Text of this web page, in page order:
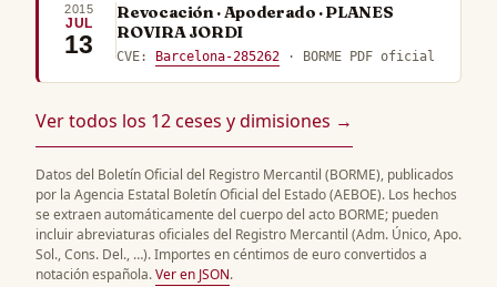
2015
JUL
13
Revocación · Apoderado · PLANES
ROVIRA JORDI
CVE: Barcelona-285262 · BORME PDF oficial
Ver todos los 12 ceses y dimisiones →
Datos del Boletín Oficial del Registro Mercantil (BORME), publicados
por la Agencia Estatal Boletín Oficial del Estado (AEBOE). Los hechos
se extraen automáticamente del cuerpo del acto BORME; pueden
incluir abreviaturas oficiales del Registro Mercantil (Adm. Único, Apo.
Sol., Cons. Del., …). Importes en céntimos de euro convertidos a
notación española.Ver en JSON.